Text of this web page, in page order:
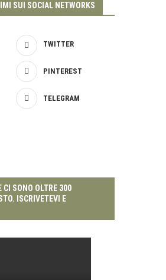
SUI SOCIAL NETWORKS
TWITTER
PINTEREST
TELEGRAM
CI SONO OLTRE 300
ISCRIVETEVI E